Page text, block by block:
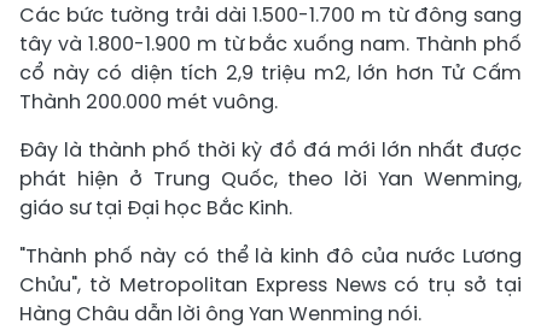
Các bức tường trải dài 1.500-1.700 m từ đông sang
tây và 1.800-1.900 m từ bắc xuống nam. Thành phố
cổ này có diện tích 2,9 triệu m2, lớn hơn Tử Cấm
Thành 200.000 mét vuông.
Đây là thành phố thời kỳ đồ đá mới lớn nhất được
phát hiện ở Trung Quốc, theo lời Yan Wenming,
giáo sư tại Đại học Bắc Kinh.
"Thành phố này có thể là kinh đô của nước Lương
Chửu", tờ Metropolitan Express News có trụ sở tại
Hàng Châu dẫn lời ông Yan Wenming nói.